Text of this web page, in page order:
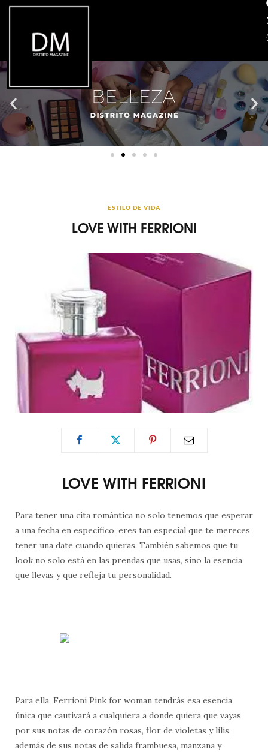
ESTILO DE VIDA
LOVE WITH FERRIONI
LOVE WITH FERRIONI
Para tener una cita romántica no solo tenemos que esperar
a una fecha en específico, eres tan especial que te mereces
tener una date cuando quieras. También sabemos que tu
look no solo está en las prendas que usas, sino la esencia
que llevas y que refleja tu personalidad.
Para ella, Ferrioni Pink for woman tendrás esa esencia
única que cautivará a cualquiera a donde quiera que vayas
por sus notas de corazón rosas, flor de violetas y lilis,
además de sus notas de salida frambuesa, manzana y